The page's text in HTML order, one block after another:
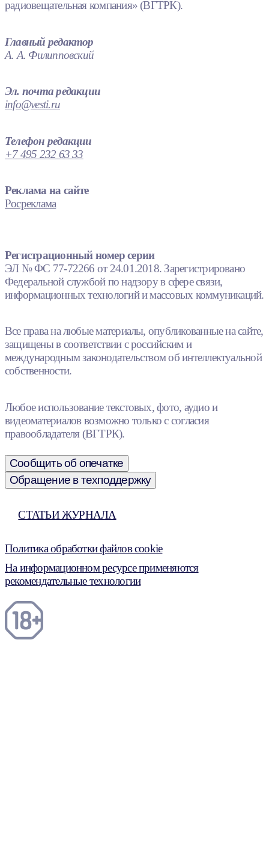
радиовещательная компания» (ВГТРК).
Главный редактор
А. А. Филипповский
Эл. почта редакции
info@vesti.ru
Телефон редакции
+7 495 232 63 33
Реклама на сайте
Росреклама
Регистрационный номер серии
ЭЛ № ФС 77-72266 от 24.01.2018. Зарегистрировано
Федеральной службой по надзору в сфере связи,
информационных технологий и массовых коммуникаций.
Все права на любые материалы, опубликованные на сайте,
защищены в соответствии с российским и
международным законодательством об интеллектуальной
собственности.
Любое использование текстовых, фото, аудио и
видеоматериалов возможно только с согласия
правообладателя (ВГТРК).
Сообщить об опечатке
Обращение в техподдержку
СТАТЬИ ЖУРНАЛА
Политика обработки файлов cookie
На информационном ресурсе применяются
рекомендательные технологии